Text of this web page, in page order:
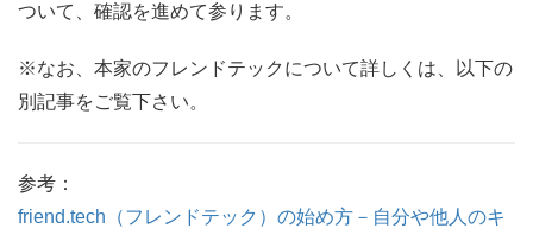
ついて、確認を進めて参ります。
※なお、本家のフレンドテックについて詳しくは、以下の
別記事をご覧下さい。
参考：
friend.tech（フレンドテック）の始め方－自分や他人のキ